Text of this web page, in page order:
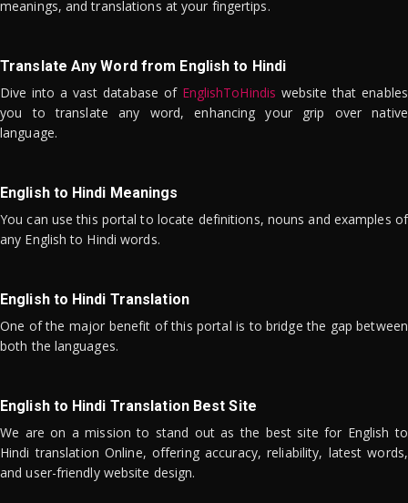
meanings, and translations at your fingertips.
Translate Any Word from English to Hindi
Dive into a vast database of EnglishToHindis website that enables
you to translate any word, enhancing your grip over native
language.
English to Hindi Meanings
You can use this portal to locate definitions, nouns and examples of
any English to Hindi words.
English to Hindi Translation
One of the major benefit of this portal is to bridge the gap between
both the languages.
English to Hindi Translation Best Site
We are on a mission to stand out as the best site for English to
Hindi translation Online, offering accuracy, reliability, latest words,
and user-friendly website design.